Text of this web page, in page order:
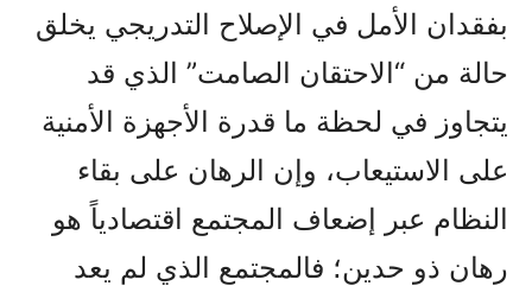
بفقدان الأمل في الإصلاح التدريجي يخلق
حالة من “الاحتقان الصامت” الذي قد
يتجاوز في لحظة ما قدرة الأجهزة الأمنية
على الاستيعاب، وإن الرهان على بقاء
النظام عبر إضعاف المجتمع اقتصادياً هو
رهان ذو حدين؛ فالمجتمع الذي لم يعد